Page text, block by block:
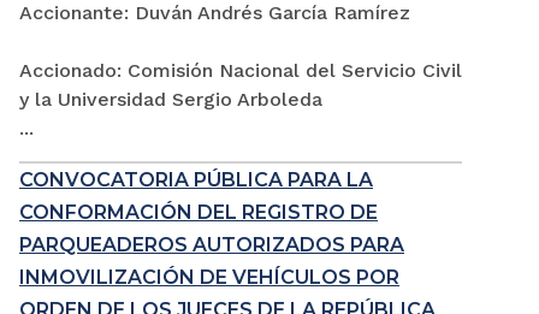
Accionante: Duván Andrés García Ramírez
Accionado: Comisión Nacional del Servicio Civil
y la Universidad Sergio Arboleda
...
CONVOCATORIA PÚBLICA PARA LA
CONFORMACIÓN DEL REGISTRO DE
PARQUEADEROS AUTORIZADOS PARA
INMOVILIZACIÓN DE VEHÍCULOS POR